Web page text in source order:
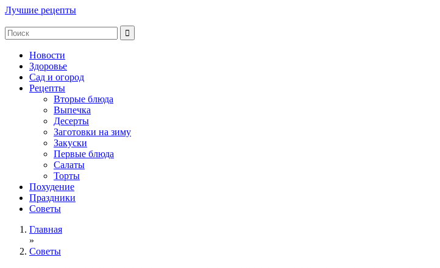
Лучшие рецепты
Новости
Здоровье
Сад и огород
Рецепты
Вторые блюда
Выпечка
Десерты
Заготовки на зиму
Закуски
Первые блюда
Салаты
Торты
Похудение
Праздники
Советы
Главная
»
Советы